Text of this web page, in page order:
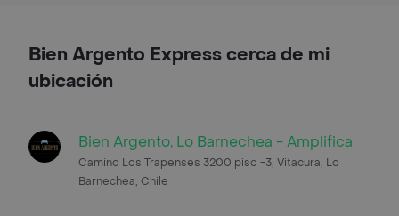
Bien Argento Express cerca de mi
ubicación
Bien Argento, Lo Barnechea - Amplifica
Camino Los Trapenses 3200 piso -3, Vitacura, Lo
Barnechea, Chile